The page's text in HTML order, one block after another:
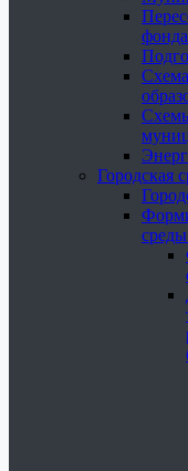
Городская